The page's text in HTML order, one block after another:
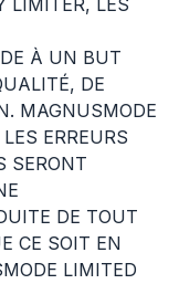
LIMITER, LES
À UN BUT
DE
MAGNUSMODE
ERREURS
SERONT
DE TOUT
CE SOIT EN
LIMITED